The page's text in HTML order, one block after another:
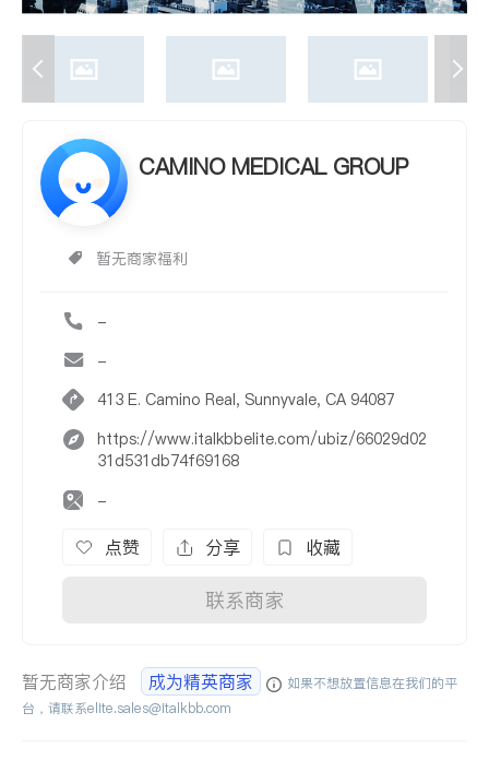
CAMINO MEDICAL GROUP
暂无商家福利
-
-
413 E. Camino Real, Sunnyvale, CA 94087
https://www.italkbbelite.com/ubiz/66029d02
31d531db74f69168
-
点赞 分享 收藏
联系商家
暂无商家介绍 成为精英商家
如果不想放置信息在我们的平
台，请联系elite.sales@italkbb.com